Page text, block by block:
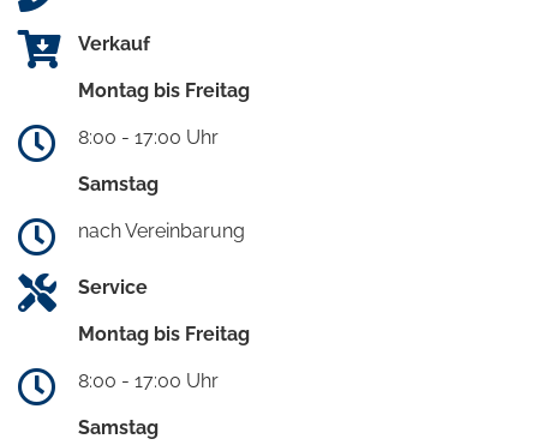
Verkauf
Montag bis Freitag
8:00 - 17:00 Uhr
Samstag
nach Vereinbarung
Service
Montag bis Freitag
8:00 - 17:00 Uhr
Samstag